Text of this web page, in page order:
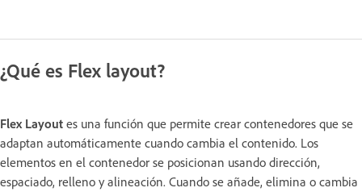
¿Qué es Flex layout?
Flex Layout es una función que permite crear contenedores que se
adaptan automáticamente cuando cambia el contenido. Los
elementos en el contenedor se posicionan usando dirección,
espaciado, relleno y alineación. Cuando se añade, elimina o cambia